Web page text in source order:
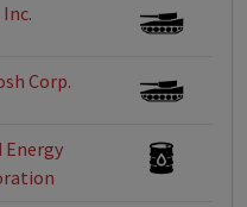
Corp.
Energy